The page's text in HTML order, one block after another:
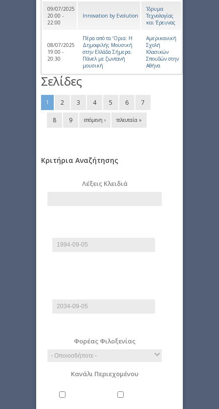
09/07/2025
20:00 -
22:00
Innovation by Evolution
Ίδρυμα
Τεχνολογίας
και Έρευνας
08/07/2025
19:00 -
20:30
Πέρα από τα ‘Ορια: Η
Δημοφιλής Μουσική
στην Ελλάδα Σήμερα.
Πάνελ με ζωντανή
μουσική
Αμερικανική
Σχολή
Κλασικών
Σπουδών στην
Αθήνα
Σελίδες
1 2 3 4 5 6 7
8 9 επόμενη › τελευταία »
Κριτήρια Αναζήτησης
Λέξεις Κλειδιά
Φορέας Φιλοξενίας
Κανάλι Περιεχομένου